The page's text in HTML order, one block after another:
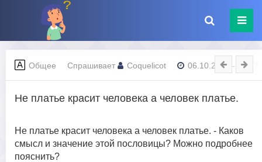
Общее Спрашивает Coquelicot 06.10.2023 - 22:17
Не платье красит человека а человек платье.
Не платье красит человека а человек платье. - Каков
смысл и значение этой пословицы? Можно подробнее
пояснить?